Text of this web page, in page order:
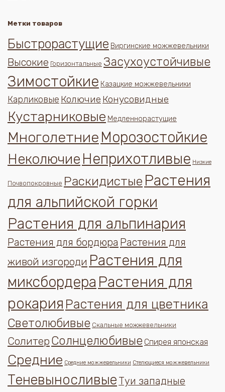
Метки товаров
Быстрорастущие Виргинские можжевельники
Высокие Горизонтальные Засухоустойчивые
Зимостойкие Казацкие можжевельники
Карликовые Колючие Конусовидные
Кустарниковые Медленнорастущие
Многолетние Морозостойкие
Неколючие Неприхотливые Низкие
Почвопокровные Раскидистые Растения
для альпийской горки
Растения для альпинария
Растения для бордюра Растения для
живой изгороди Растения для
миксбордера Растения для
рокария Растения для цветника
Светолюбивые Скальные можжевельники
Солитер Солнцелюбивые Спирея японская
Средние Средние можжевельники Стелющиеся можжевельники
Теневыносливые Туи западные